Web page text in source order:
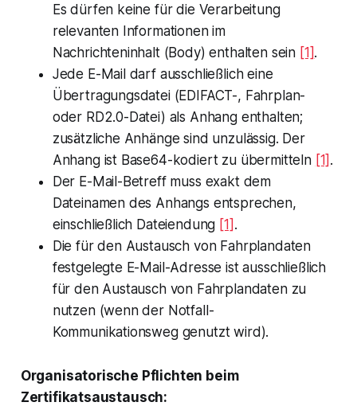
Es dürfen keine für die Verarbeitung
relevanten Informationen im
Nachrichteninhalt (Body) enthalten sein [1].
Jede E-Mail darf ausschließlich eine
Übertragungsdatei (EDIFACT-, Fahrplan-
oder RD2.0-Datei) als Anhang enthalten;
zusätzliche Anhänge sind unzulässig. Der
Anhang ist Base64-kodiert zu übermitteln [1] .
Der E-Mail-Betreff muss exakt dem
Dateinamen des Anhangs entsprechen,
einschließlich Dateiendung [1] .
Die für den Austausch von Fahrplandaten
festgelegte E-Mail-Adresse ist ausschließlich
für den Austausch von Fahrplandaten zu
nutzen (wenn der Notfall-
Kommunikationsweg genutzt wird).
Organisatorische Pflichten beim
Zertifikatsaustausch: